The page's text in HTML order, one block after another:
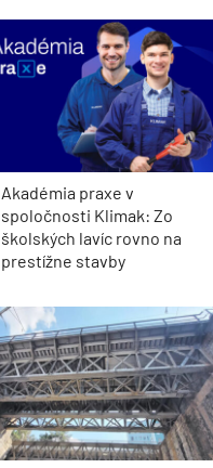
Akadémia praxe v
spoločnosti Klimak: Zo
školských lavíc rovno na
prestížne stavby